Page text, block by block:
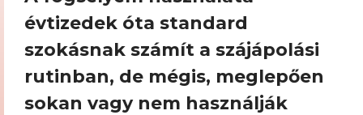
évtizedek óta standard
szokásnak számít a szájápolási
rutinban, de mégis, meglepően
sokan vagy nem használják